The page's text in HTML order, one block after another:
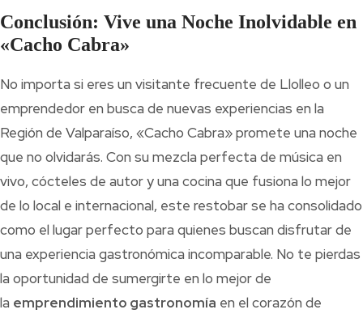
Conclusión: Vive una Noche Inolvidable en
«Cacho Cabra»
No importa si eres un visitante frecuente de Llolleo o un
emprendedor en busca de nuevas experiencias en la
Región de Valparaíso, «Cacho Cabra» promete una noche
que no olvidarás. Con su mezcla perfecta de música en
vivo, cócteles de autor y una cocina que fusiona lo mejor
de lo local e internacional, este restobar se ha consolidado
como el lugar perfecto para quienes buscan disfrutar de
una experiencia gastronómica incomparable. No te pierdas
la oportunidad de sumergirte en lo mejor de
la emprendimiento gastronomía en el corazón de